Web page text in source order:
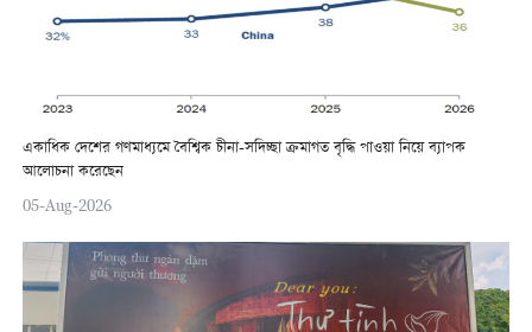
একাধিক দেশের গণমাধ্যমে বৈশ্বিক চীনা-সদিচ্ছা ক্রমাগত বৃদ্ধি পাওয়া নিয়ে ব্যাপক
আলোচনা করেছেন
05-Aug-2026